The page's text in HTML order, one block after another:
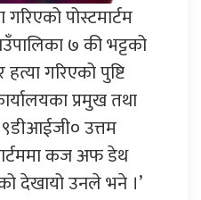
पोस्टमार्टम
७ की भट्टको
गरिएको पुष्टि
प्रमुख तथा
९डीआईजी० उत्तम
कज अफ डेथ
देखायो उनले भने ।’